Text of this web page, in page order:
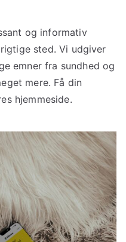
og informativ
sted. Vi udgiver
emner fra sundhed og
mere. Få din
hjemmeside.